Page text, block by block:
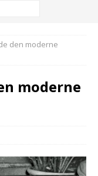
den moderne
moderne